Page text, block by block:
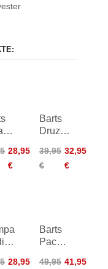
28,95
€
Barts
Druzy
Kids
39,95
€
32,95
€
28,95
Barts
Pacose
49,95 41,95